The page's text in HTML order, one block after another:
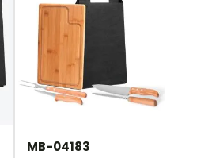
MB-04183